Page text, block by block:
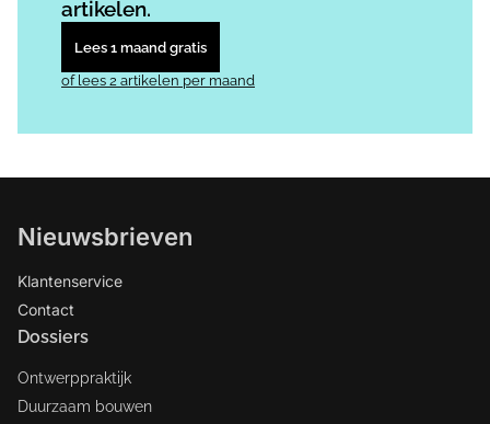
artikelen.
Lees 1 maand gratis
of lees 2 artikelen per maand
Nieuwsbrieven
Klantenservice
Contact
Dossiers
Ontwerppraktijk
Duurzaam bouwen